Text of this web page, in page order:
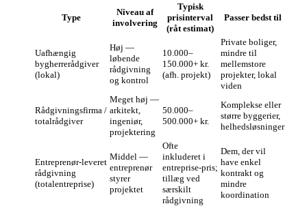
Type
Niveau af
involvering
Typisk
prisinterval
(råt estimat)
Passer bedst til
Uafhængig
bygherrerådgiver
(lokal)
Høj —
løbende
rådgivning
og kontrol
10.000–
150.000+ kr.
(afh. projekt)
Private boliger,
mindre til
mellemstore
projekter, lokal
viden
Rådgivningsfirma /
totalrådgiver
Meget høj —
arkitekt,
ingeniør,
projektering
50.000–
500.000+ kr.
Komplekse eller
større byggerier,
helhedsløsninger
Entreprenør‑leveret
rådgivning
(totalentreprise)
Middel —
entreprenør
styrer
projektet
Ofte
inkluderet i
entreprise‑pris;
tillæg ved
særskilt
rådgivning
Dem, der vil
have enkel
kontrakt og
mindre
koordination